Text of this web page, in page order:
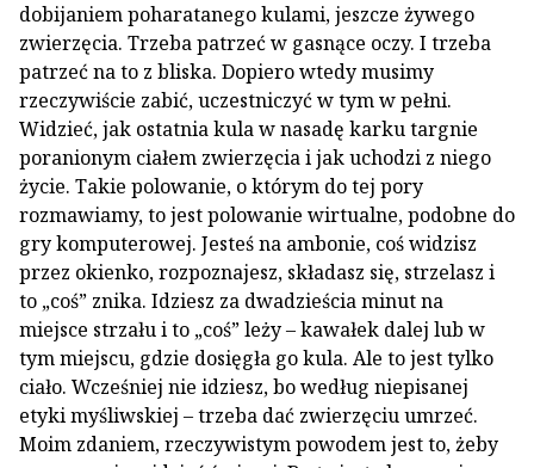
dobijaniem poharatanego kulami, jeszcze żywego
zwierzęcia. Trzeba patrzeć w gasnące oczy. I trzeba
patrzeć na to z bliska. Dopiero wtedy musimy
rzeczywiście zabić, uczestniczyć w tym w pełni.
Widzieć, jak ostatnia kula w nasadę karku targnie
poranionym ciałem zwierzęcia i jak uchodzi z niego
życie. Takie polowanie, o którym do tej pory
rozmawiamy, to jest polowanie wirtualne, podobne do
gry komputerowej. Jesteś na ambonie, coś widzisz
przez okienko, rozpoznajesz, składasz się, strzelasz i
to „coś” znika. Idziesz za dwadzieścia minut na
miejsce strzału i to „coś” leży – kawałek dalej lub w
tym miejscu, gdzie dosięgła go kula. Ale to jest tylko
ciało. Wcześniej nie idziesz, bo według niepisanej
etyki myśliwskiej – trzeba dać zwierzęciu umrzeć.
Moim zdaniem, rzeczywistym powodem jest to, żeby